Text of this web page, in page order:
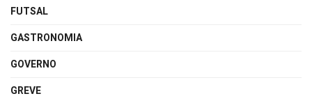
FUTSAL
GASTRONOMIA
GOVERNO
GREVE